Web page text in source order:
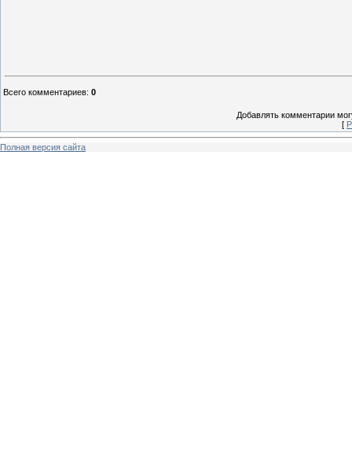
Всего комментариев: 0
Добавлять комментарии
[
Полная версия сайта